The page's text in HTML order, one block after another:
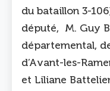
du bataillon 3-
député, M. Guy
départemental,
d’Avant-les-
et Liliane